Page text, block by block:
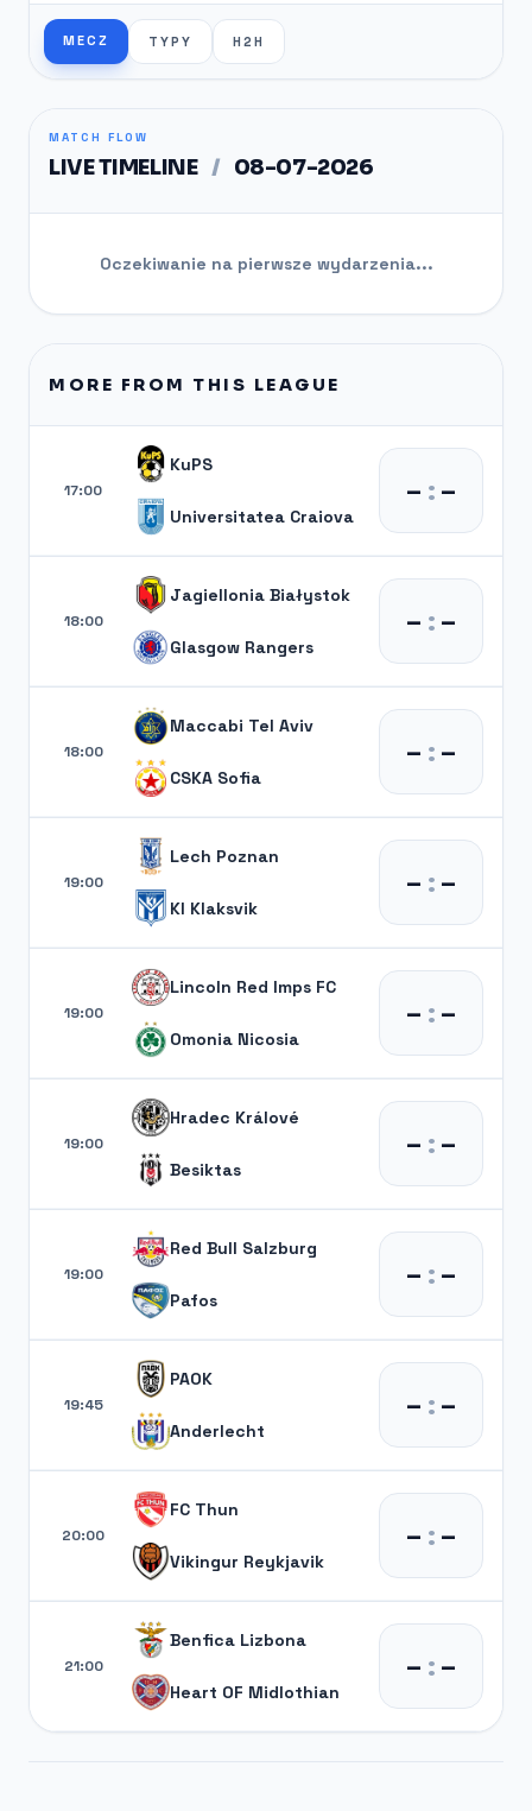
MECZ TYPY H2H
MATCH FLOW
LIVE TIMELINE / 08-07-2026
Oczekiwanie na pierwsze wydarzenia...
MORE FROM THIS LEAGUE
17:00
KuPS
Universitatea Craiova
– :–
18:00
Jagiellonia Białystok
Glasgow Rangers
– :–
18:00
Maccabi Tel Aviv
CSKA Sofia
– :–
19:00
Lech Poznan
KI Klaksvik
– :–
19:00
Lincoln Red Imps FC
Omonia Nicosia
– :–
19:00
Hradec Králové
Besiktas
– :–
19:00
Red Bull Salzburg
Pafos
– :–
19:45
PAOK
Anderlecht
– :–
20:00
FC Thun
Vikingur Reykjavik
– :–
21:00
Benfica Lizbona
Heart OF Midlothian
– :–